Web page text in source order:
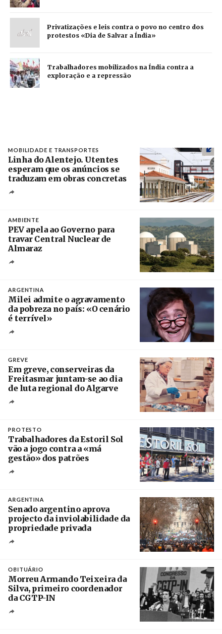
Privatizações e leis contra o povo no centro dos
protestos «Dia de Salvar a Índia»
Trabalhadores mobilizados na Índia contra a
exploração e a repressão
MOBILIDADE E TRANSPORTES
Linha do Alentejo. Utentes
esperam que os anúncios se
traduzam em obras concretas
AMBIENTE
PEV apela ao Governo para
travar Central Nuclear de
Almaraz
ARGENTINA
Milei admite o agravamento
da pobreza no país: «O cenário
é terrível»
GREVE
Em greve, conserveiras da
Freitasmar juntam-se ao dia
de luta regional do Algarve
PROTESTO
Trabalhadores da Estoril Sol
vão a jogo contra a «má
gestão» dos patrões
ARGENTINA
Senado argentino aprova
projecto da inviolabilidade da
propriedade privada
OBITUÁRIO
Morreu Armando Teixeira da
Silva, primeiro coordenador
da CGTP-IN